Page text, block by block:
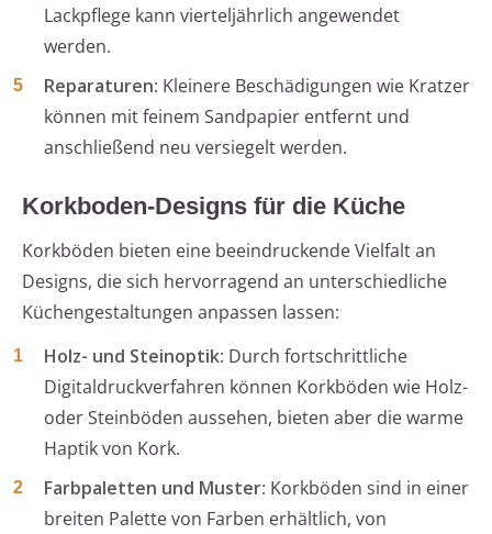
Lackpflege kann vierteljährlich angewendet
werden.
Reparaturen: Kleinere Beschädigungen wie Kratzer
können mit feinem Sandpapier entfernt und
anschließend neu versiegelt werden.
Korkboden-Designs für die Küche
Korkböden bieten eine beeindruckende Vielfalt an
Designs, die sich hervorragend an unterschiedliche
Küchengestaltungen anpassen lassen:
Holz- und Steinoptik: Durch fortschrittliche
Digitaldruckverfahren können Korkböden wie Holz-
oder Steinböden aussehen, bieten aber die warme
Haptik von Kork.
Farbpaletten und Muster: Korkböden sind in einer
breiten Palette von Farben erhältlich, von